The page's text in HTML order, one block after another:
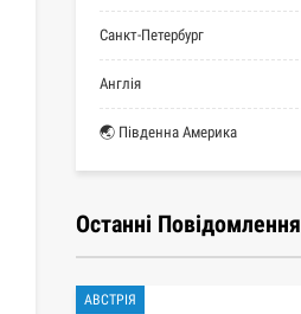
Санкт-Петербург
Англія
🌏 Південна Америка
Останні Повідомлення
АВСТРІЯ